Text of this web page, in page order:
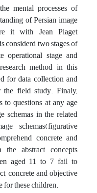
mental processes of
of Persian image
it with Jean Piaget
considerd two stages of
operational stage and
method in this
for data collection and
field study. Finaly,
to questions at any age
schemas in the related
schemas(figurative
concrete and
abstract concepts
aged 11 to 7 fail to
concrete and objective
for these children.